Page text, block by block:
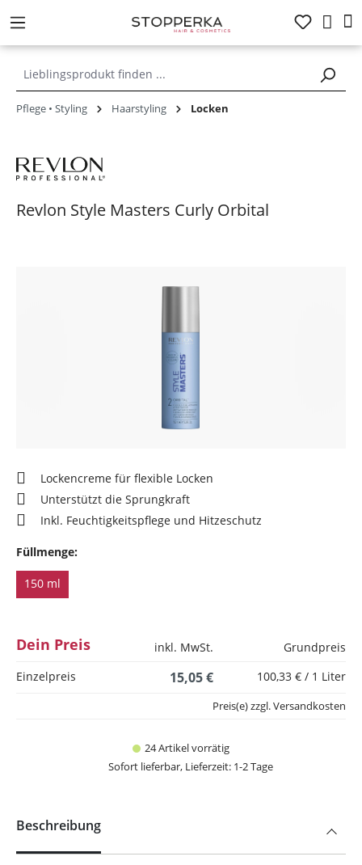
springen
Pflege • Styling Haarstyling Locken
Revlon Style Masters Curly Orbital
Lockencreme für flexible Locken
Unterstützt die Sprungkraft
Inkl. Feuchtigkeitspflege und Hitzeschutz
Füllmenge:
150 ml
Dein Preis inkl. MwSt.
Grundpreis
Einzelpreis
15,05 € 100,33 € / 1 Liter
24 Artikel vorrätig
Sofort lieferbar, Lieferzeit: 1-2 Tage
Preis(e) zzgl. Versandkosten
Beschreibung